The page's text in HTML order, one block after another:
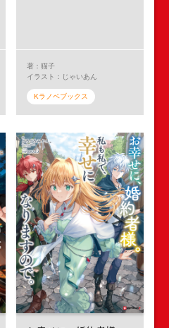
著：猫子
イラスト：じゃいあん
Kラノベブックス